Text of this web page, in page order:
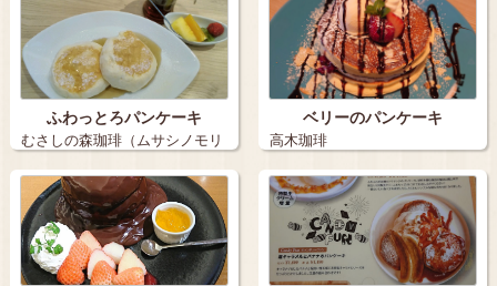
ふわっとろパンケーキ
むさしの森珈琲（ムサシノモリ
コーヒー）…
ベリーのパンケーキ
高木珈琲